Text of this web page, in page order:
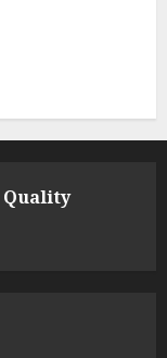
Quality